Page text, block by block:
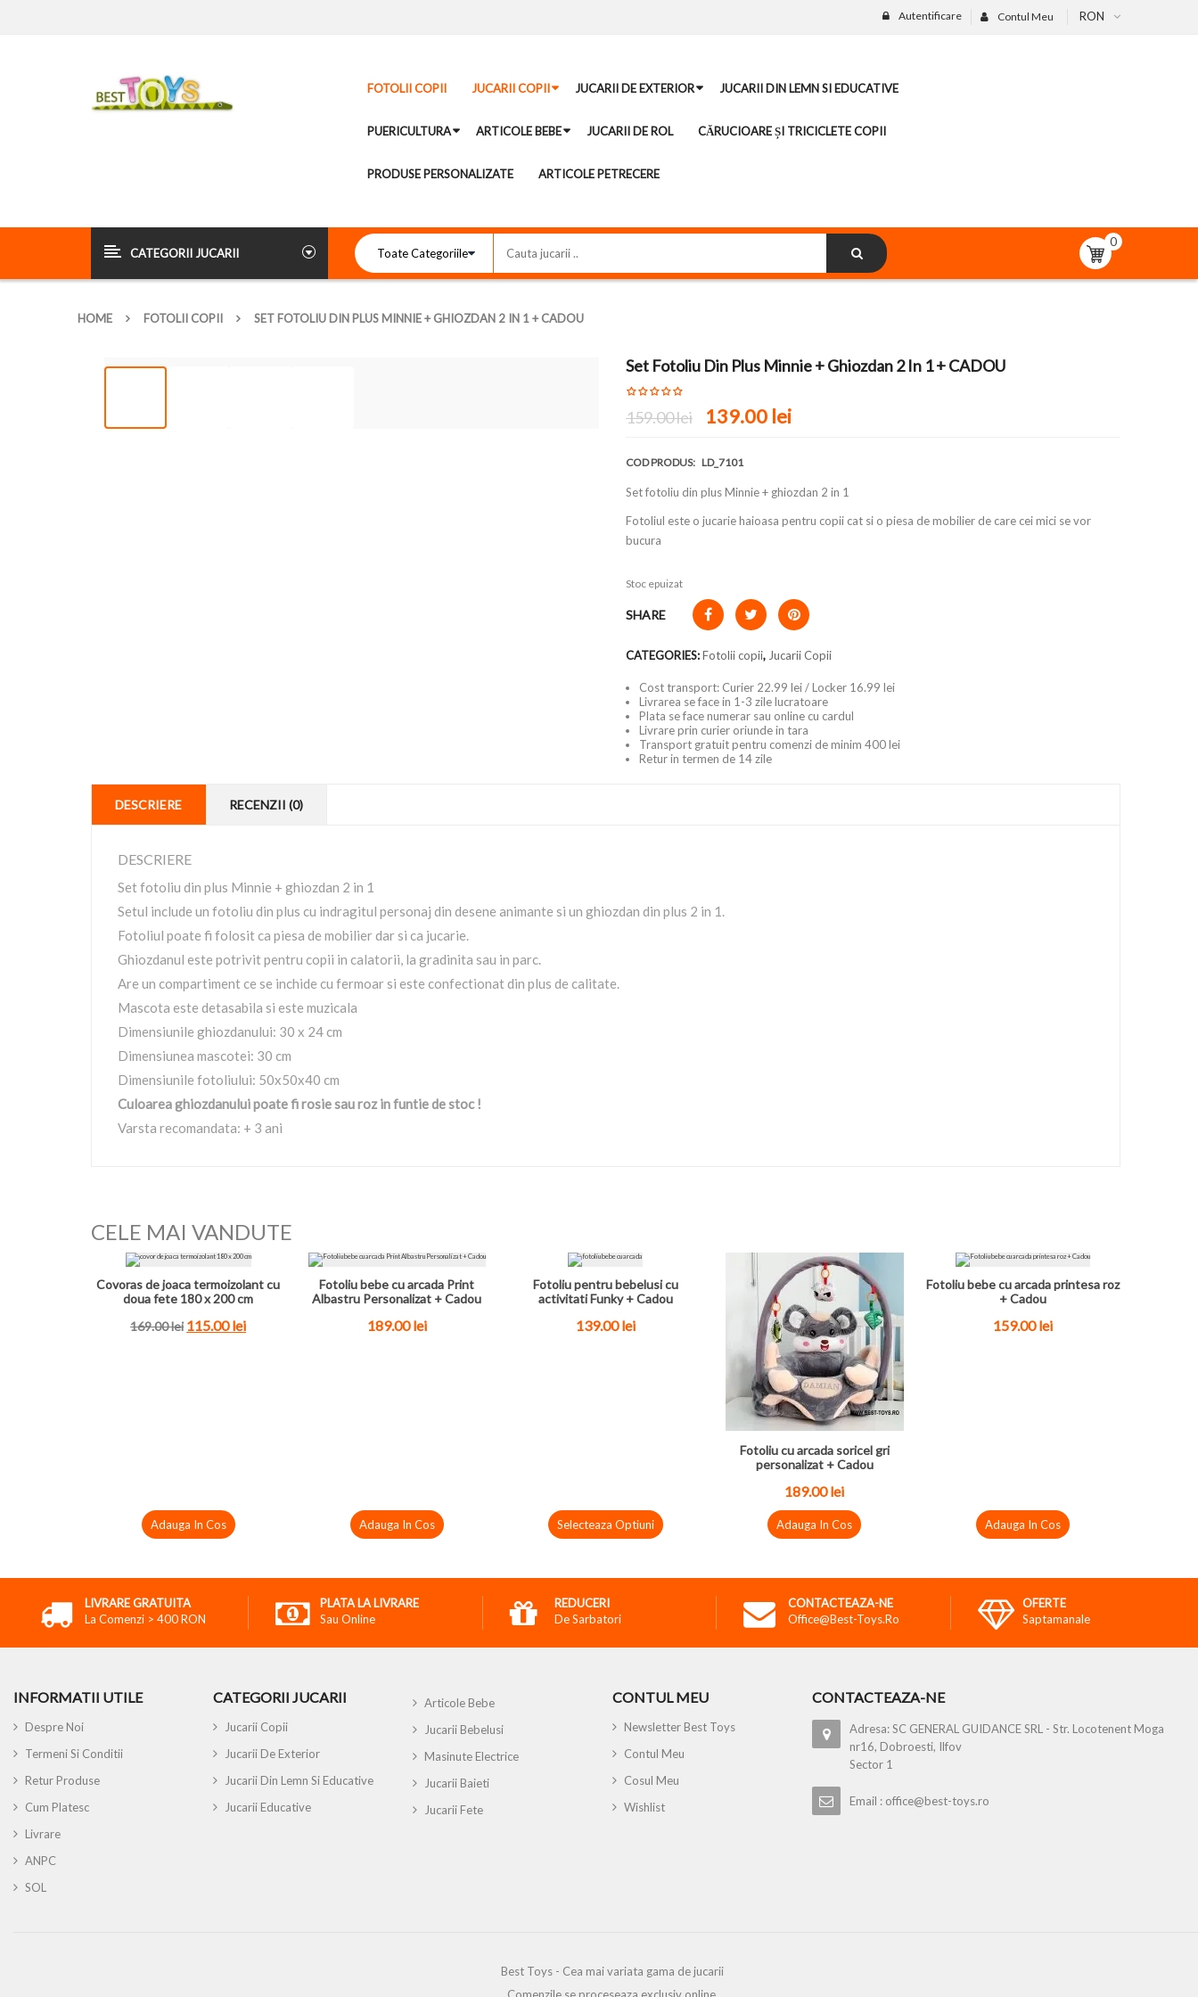
RON
Contul Meu
Autentificare
FOTOLII COPII JUCARII COPII JUCARII DE EXTERIOR JUCARII DIN LEMN SI EDUCATIVE
PUERICULTURA ARTICOLE BEBE JUCARII DE ROL CĂRUCIOARE ȘI TRICICLETE COPII
PRODUSE PERSONALIZATE ARTICOLE PETRECERE
CATEGORII JUCARII
0
HOME FOTOLII COPII SET FOTOLIU DIN PLUS MINNIE + GHIOZDAN 2 IN 1 + CADOU
Set Fotoliu Din Plus Minnie + Ghiozdan 2 In 1 + CADOU
159.00lei 139.00 lei
COD PRODUS: LD_7101
Set fotoliu din plus Minnie + ghiozdan 2 in 1
Fotoliul este o jucarie haioasa pentru copii cat si o piesa de mobilier de care cei mici se vor
bucura
Stoc epuizat
SHARE
CATEGORIES:Fotolii copii, Jucarii Copii
Cost transport: Curier 22.99 lei / Locker 16.99 lei
Livrarea se face in 1-3 zile lucratoare
Plata se face numerar sau online cu cardul
Livrare prin curier oriunde in tara
Transport gratuit pentru comenzi de minim 400 lei
Retur in termen de 14 zile
DESCRIERE RECENZII (0)
DESCRIERE
Set fotoliu din plus Minnie + ghiozdan 2 in 1
Setul include un fotoliu din plus cu indragitul personaj din desene animante si un ghiozdan din plus 2 in 1.
Fotoliul poate fi folosit ca piesa de mobilier dar si ca jucarie.
Ghiozdanul este potrivit pentru copii in calatorii, la gradinita sau in parc.
Are un compartiment ce se inchide cu fermoar si este confectionat din plus de calitate.
Mascota este detasabila si este muzicala
Dimensiunile ghiozdanului: 30 x 24 cm
Dimensiunea mascotei: 30 cm
Dimensiunile fotoliului: 50x50x40 cm
Culoarea ghiozdanului poate fi rosie sau roz in funtie de stoc !
Varsta recomandata: + 3 ani
CELE MAI VANDUTE
Covoras de joaca termoizolant cu
doua fete 180 x 200 cm
169.00lei 115.00lei
Adauga In Cos
Fotoliu bebe cu arcada Print
Albastru Personalizat + Cadou
189.00lei
Adauga In Cos
Fotoliu pentru bebelusi cu
activitati Funky + Cadou
139.00lei
Selecteaza Optiuni
Fotoliu cu arcada soricel gri
personalizat + Cadou
189.00lei
Adauga In Cos
Fotoliu bebe cu arcada printesa roz
+ Cadou
159.00lei
Adauga In Cos
LIVRARE GRATUITA
La Comenzi > 400 RON
PLATA LA LIVRARE
Sau Online
REDUCERI
De Sarbatori
CONTACTEAZA-NE
Office@best-Toys.ro
OFERTE
Saptamanale
INFORMATII UTILE
Despre Noi
Termeni Si Conditii
Retur Produse
Cum Platesc
Livrare
ANPC
SOL
CATEGORII JUCARII
Jucarii Copii
Jucarii De Exterior
Jucarii Din Lemn Si Educative
Jucarii Educative
Articole Bebe
Jucarii Bebelusi
Masinute Electrice
Jucarii Baieti
Jucarii Fete
CONTUL MEU
Newsletter Best Toys
Contul Meu
Cosul Meu
Wishlist
CONTACTEAZA-NE
Adresa: SC GENERAL GUIDANCE SRL - Str. Locotenent Moga
nr16, Dobroesti, Ilfov
Sector 1
Email : office@best-toys.ro
Best Toys - Cea mai variata gama de jucarii